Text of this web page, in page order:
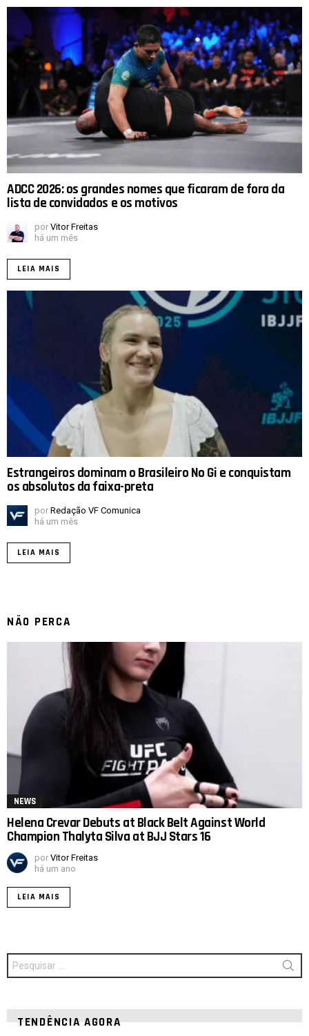
ADCC 2026: os grandes nomes que ficaram de fora da
lista de convidados e os motivos
por Vitor Freitas
há um mês
LEIA MAIS
Estrangeiros dominam o Brasileiro No Gi e conquistam
os absolutos da faixa-preta
por Redação VF Comunica
há um mês
LEIA MAIS
NÃO PERCA
NEWS
Helena Crevar Debuts at Black Belt Against World
Champion Thalyta Silva at BJJ Stars 16
por Vitor Freitas
há um ano
LEIA MAIS
Procurar
por:
TENDÊNCIA AGORA